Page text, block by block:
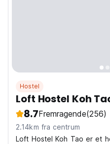
Hostel
Loft Hostel Koh
8.7Fremragende(256)
2.14km fra centrum
Loft Hostel Koh Tao er et